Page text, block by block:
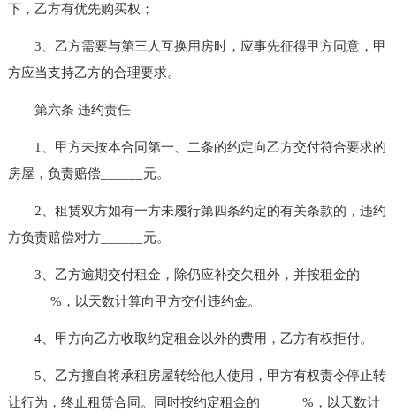
下，乙方有优先购买权；
3、乙方需要与第三人互换用房时，应事先征得甲方同意，甲
方应当支持乙方的合理要求。
第六条 违约责任
1、甲方未按本合同第一、二条的约定向乙方交付符合要求的
房屋，负责赔偿______元。
2、租赁双方如有一方未履行第四条约定的有关条款的，违约
方负责赔偿对方______元。
3、乙方逾期交付租金，除仍应补交欠租外，并按租金的
______%，以天数计算向甲方交付违约金。
4、甲方向乙方收取约定租金以外的费用，乙方有权拒付。
5、乙方擅自将承租房屋转给他人使用，甲方有权责令停止转
让行为，终止租赁合同。同时按约定租金的______%，以天数计